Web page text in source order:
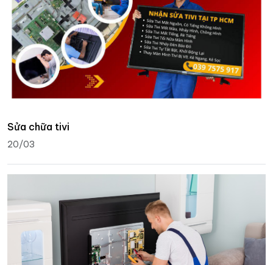
Sửa chữa tivi
20/03